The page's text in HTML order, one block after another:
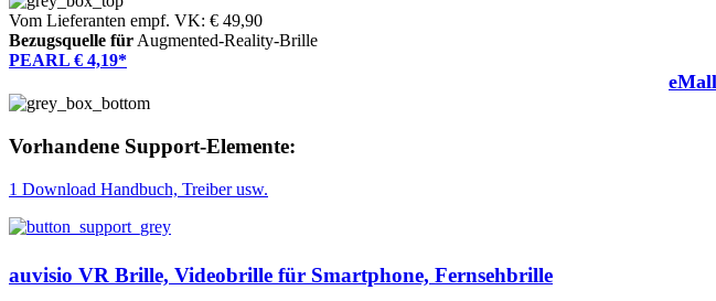
Vom Lieferanten empf. VK: € 49,90
Bezugsquelle für Augmented-Reality-Brille
PEARL € 4,19*
Vorhandene Support-Elemente:
1 Download Handbuch, Treiber usw.
auvisio VR Brille, Videobrille für Smartphone, Fernsehbrille